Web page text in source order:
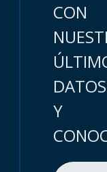
CON
DATOS
Y